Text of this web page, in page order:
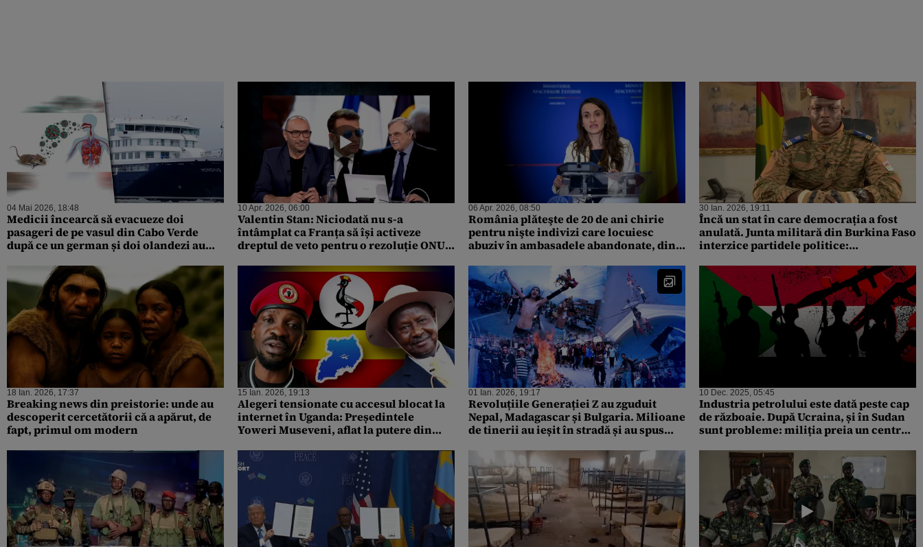
04 Mai 2026, 18:48
Medicii încearcă să evacueze doi
pasageri de pe vasul din Cabo Verde
după ce un german și doi olandezi au
10 Apr. 2026, 06:00
Valentin Stan: Niciodată nu s-a
întâmplat ca Franța să își activeze
dreptul de veto pentru o rezoluție ONU
06 Apr. 2026, 08:50
România plăteşte de 20 de ani chirie
pentru nişte indivizi care locuiesc
abuziv în ambasadele abandonate, din
30 Ian. 2026, 19:11
Încă un stat în care democrația a fost
anulată. Junta militară din Burkina Faso
interzice partidele politice:
18 Ian. 2026, 17:37
Breaking news din preistorie: unde au
descoperit cercetătorii că a apărut, de
fapt, primul om modern
15 Ian. 2026, 19:13
Alegeri tensionate cu accesul blocat la
internet în Uganda: Președintele
Yoweri Museveni, aflat la putere din
01 Ian. 2026, 19:17
Revoluțiile Generației Z au zguduit
Nepal, Madagascar și Bulgaria. Milioane
de tinerii au ieșit în stradă și au spus
10 Dec. 2025, 05:45
Industria petrolului este dată peste cap
de războaie. După Ucraina, și în Sudan
sunt probleme: miliția preia un centru